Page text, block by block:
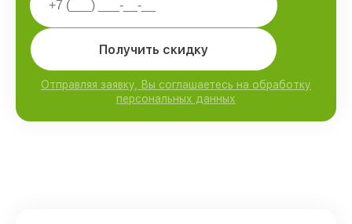
Получить скидку
Отправляя заявку, Вы соглашаетесь на обработку
персональных данных